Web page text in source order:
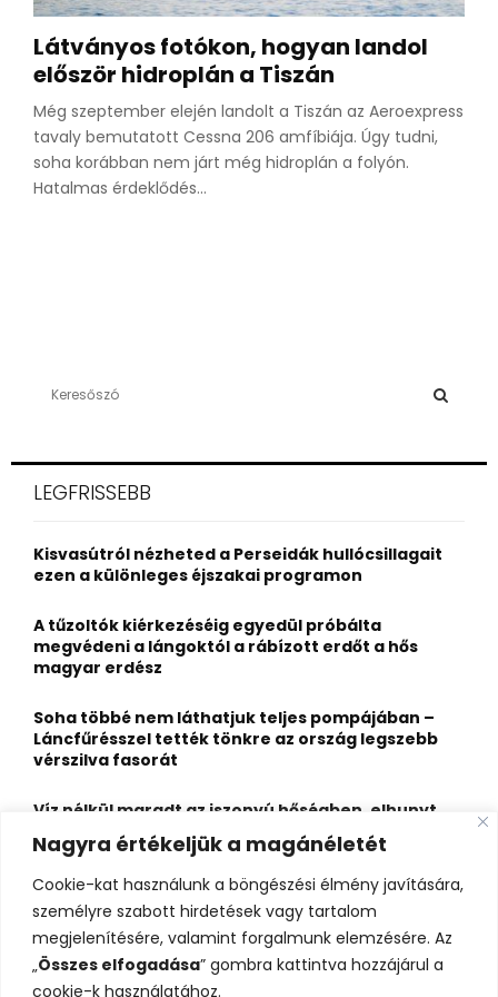
Nagyra értékeljük a magánéletét
Cookie-kat használunk a böngészési élmény javítására,
személyre szabott hirdetések vagy tartalom
megjelenítésére, valamint forgalmunk elemzésére. Az
„Összes elfogadása” gombra kattintva hozzájárul a
cookie-k használatához.
Látványos fotókon, hogyan landol
először hidroplán a Tiszán
Még szeptember elején landolt a Tiszán az Aeroexpress
tavaly bemutatott Cessna 206 amfíbiája. Úgy tudni,
soha korábban nem járt még hidroplán a folyón.
Hatalmas érdeklődés...
h
o
r
LEGFRISSEBB
Kisvasútról nézheted a Perseidák hullócsillagait
ezen a különleges éjszakai programon
A tűzoltók kiérkezéséig egyedül próbálta
megvédeni a lángoktól a rábízott erdőt a hős
magyar erdész
Soha többé nem láthatjuk teljes pompájában –
Láncfűrésszel tették tönkre az ország legszebb
vérszilva fasorát
Víz nélkül maradt az iszonyú hőségben, elhunyt
egy kiránduló a legnépszerűbb horvát
hegységben
Felbecsülhetetlen értékű honfoglaláskori
leletegyüttes került elő Pest megyében – videóval